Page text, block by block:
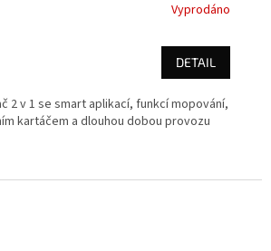
Vyprodáno
DETAIL
2 v 1 se smart aplikací, funkcí mopování,
kartáčem a dlouhou dobou provozu